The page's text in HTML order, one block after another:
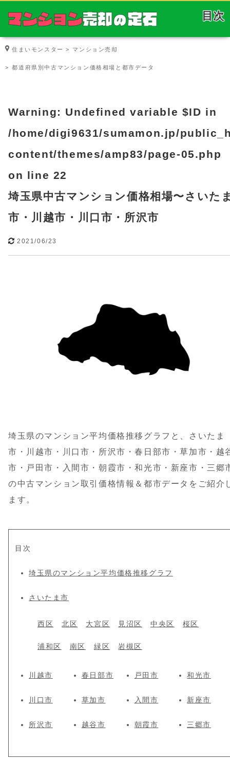
住まいモンスター マンション売却
都道府県別中古マンション価格相場と都市データ
Warning: Undefined variable $ID in
/home/digi9631/sumamon.jp/
content/themes/amp83/page-05.php
on line 22
埼玉県中古マンション価格相場〜さいた
市・川越市・川口市・所沢市
2021/06/23
埼玉県のマンション平均価格推移グラフと、さいたま
市・川越市・川口市・所沢市・春日部市・草加市・越
市・戸田市・入間市・朝霞市・和光市・新座市・三郷
の中古マンション取引価格情報＆都市データをご紹介
ます。
目次
埼玉県のマンション平均価格推移グラフ
さいたま市
西区 北区 大宮区 見沼区 中央区 桜区
浦和区 南区 緑区 岩槻区
川越市
川口市
所沢市
春日部市
草加市
越谷市
戸田市
入間市
朝霞市
和光市
新座市
三郷市
目次